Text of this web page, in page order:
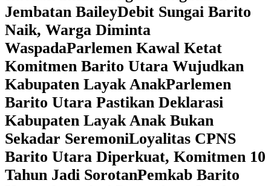
Jembatan BaileyDebit Sungai Barito
Naik, Warga Diminta
WaspadaParlemen Kawal Ketat
Komitmen Barito Utara Wujudkan
Kabupaten Layak AnakParlemen
Barito Utara Pastikan Deklarasi
Kabupaten Layak Anak Bukan
Sekadar SeremoniLoyalitas CPNS
Barito Utara Diperkuat, Komitmen 10
Tahun Jadi SorotanPemkab Barito